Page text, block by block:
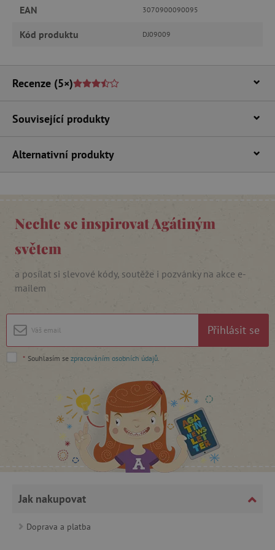
EAN 3070900090095
Kód produktu DJ09009
Recenze (5×)
Související produkty
Alternativní produkty
Nechte se inspirovat Agátiným
světem
a posílat si slevové kódy, soutěže i pozvánky na akce e-
mailem
Přihlásit se
* Souhlasím se zpracováním osobních údajů
Jak nakupovat
Doprava a platba
přihlášení uživatele a správa účtu. Webové
cookie správně používat.
Provider/
.vimeo.com
cjConsent .agatinsvet.cz
Google Privacy Policy